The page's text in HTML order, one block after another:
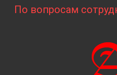
По вопросам